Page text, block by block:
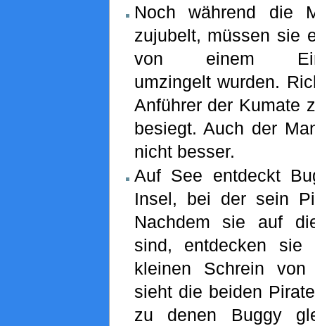
Noch während die
zujubelt, müssen sie
von einem
umzingelt wurden.
Anführer der Kumate
besiegt. Auch der
nicht besser.
Auf See entdeckt
Insel, bei der sein
Nachdem sie auf
sind, entdecken sie
kleinen Schrein
sieht die beiden
zu denen Buggy